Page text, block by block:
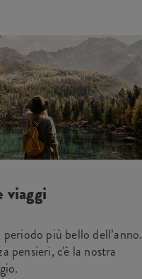
viaggi
periodo più bello dell’anno.
pensieri, c'è la nostra